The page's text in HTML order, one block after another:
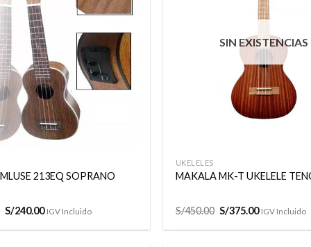
a la
lista de
213EQ SOPRANO
El
original
S/240.00El
actual
IGV Incluido
SIN EXISTENCIAS
UKELELES
MAKALA MK-T UKELELE
S/450.00 El
original
S/375.00El
actual
IGV Incluido